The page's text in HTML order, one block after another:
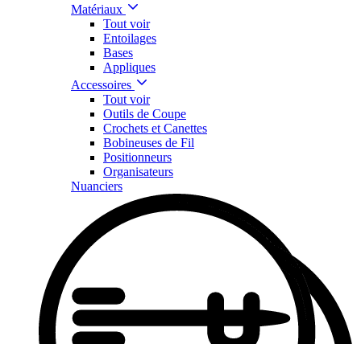
Matériaux
Tout voir
Entoilages
Bases
Appliques
Accessoires
Tout voir
Outils de Coupe
Crochets et Canettes
Bobineuses de Fil
Positionneurs
Organisateurs
Nuanciers